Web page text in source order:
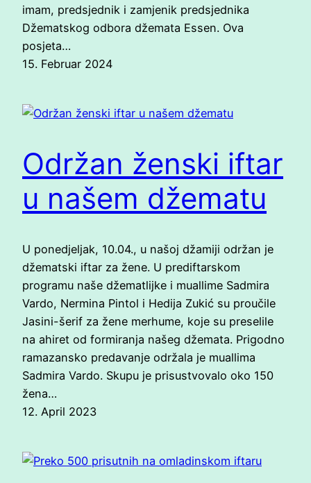
imam, predsjednik i zamjenik predsjednika
Džematskog odbora džemata Essen. Ova
posjeta…
15. Februar 2024
Održan ženski iftar
u našem džematu
U ponedjeljak, 10.04., u našoj džamiji održan je
džematski iftar za žene. U prediftarskom
programu naše džematlijke i muallime Sadmira
Vardo, Nermina Pintol i Hedija Zukić su proučile
Jasini-šerif za žene merhume, koje su preselile
na ahiret od formiranja našeg džemata. Prigodno
ramazansko predavanje održala je muallima
Sadmira Vardo. Skupu je prisustvovalo oko 150
žena…
12. April 2023